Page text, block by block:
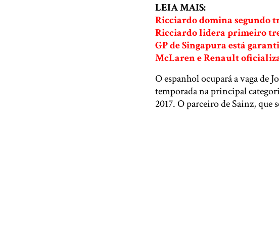
LEIA MAIS:
Ricciardo domina segundo
Ricciardo lidera primeiro
GP de Singapura está
McLaren e Renault
O espanhol ocupará a vaga de
temporada na principal
2017. O parceiro de Sainz,